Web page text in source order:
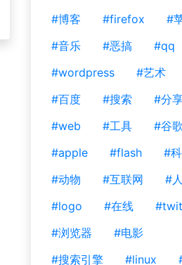
#博客
#firefox
#
#音乐
#恶搞
#qq
#wordpress
#艺术
#百度
#搜索
#分
#web
#工具
#谷歌
#apple
#flash
#
#动物
#互联网
#
#logo
#在线
#浏览器
#电影
#搜索引擎
#linux